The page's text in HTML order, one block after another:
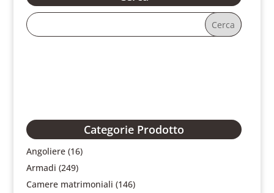
Categorie Prodotto
Angoliere (16)
Armadi (249)
Camere matrimoniali (146)